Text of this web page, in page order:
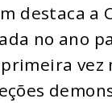
destaca a
no ano
vez